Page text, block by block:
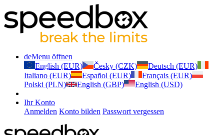
deMenu öffnen
English (EUR)
Česky (CZK)
Deutsch (EUR)
Italiano (EUR)
Español (EUR)
Français (EUR)
Polski (PLN)
English (GBP) English (USD)
Ihr Konto
Anmelden Konto bilden Passwort vergessen